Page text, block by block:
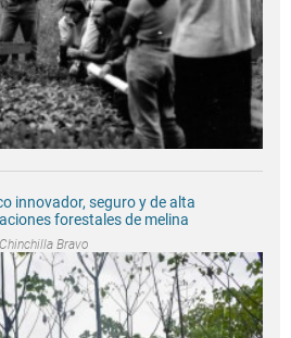
innovador, seguro y de alta
forestales de melina
Bravo